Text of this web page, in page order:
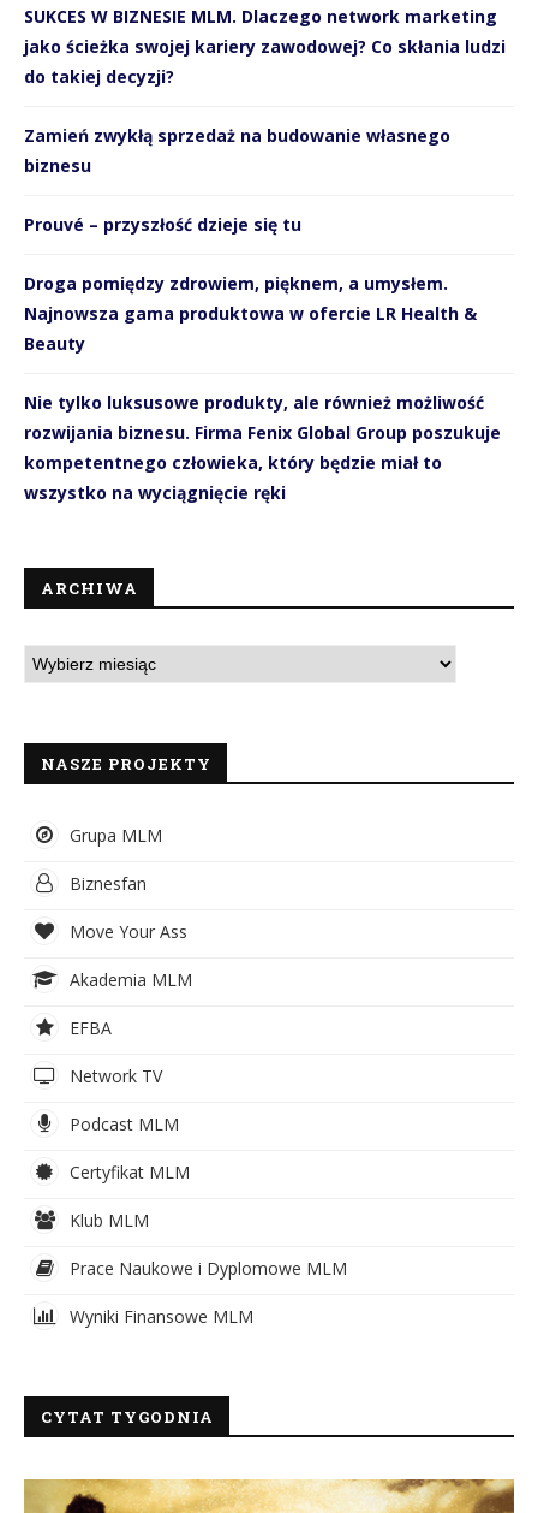
SUKCES W BIZNESIE MLM. Dlaczego network marketing
jako ścieżka swojej kariery zawodowej? Co skłania ludzi
do takiej decyzji?
Zamień zwykłą sprzedaż na budowanie własnego
biznesu
Prouvé – przyszłość dzieje się tu
Droga pomiędzy zdrowiem, pięknem, a umysłem.
Najnowsza gama produktowa w ofercie LR Health &
Beauty
Nie tylko luksusowe produkty, ale również możliwość
rozwijania biznesu. Firma Fenix Global Group poszukuje
kompetentnego człowieka, który będzie miał to
wszystko na wyciągnięcie ręki
ARCHIWA
NASZE PROJEKTY
Grupa MLM
Biznesfan
Move Your Ass
Akademia MLM
EFBA
Network TV
Podcast MLM
Certyfikat MLM
Klub MLM
Prace Naukowe i Dyplomowe MLM
Wyniki Finansowe MLM
CYTAT TYGODNIA